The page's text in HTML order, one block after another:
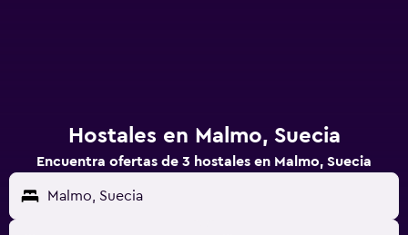
Hostales en Malmo, Suecia
Encuentra ofertas de 3 hostales en Malmo, Suecia
Malmo, Suecia